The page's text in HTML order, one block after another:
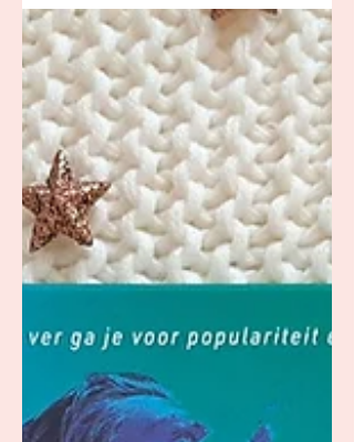
Bloedburcht van heer IJzerhart. Wat begint
als een legende en een vlucht, groeit uit
tot een gevaarlijk avontuur waarin blijkt
dat sommige verhalen angstaanjagend
echt zijn.